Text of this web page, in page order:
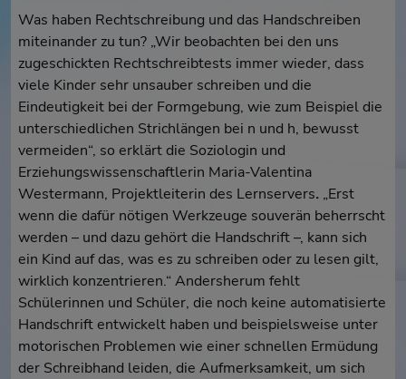
Was haben Rechtschreibung und das Handschreiben
miteinander zu tun? „Wir beobachten bei den uns
zugeschickten Rechtschreibtests immer wieder, dass
viele Kinder sehr unsauber schreiben und die
Eindeutigkeit bei der Formgebung, wie zum Beispiel die
unterschiedlichen Strichlängen bei n und h, bewusst
vermeiden“, so erklärt die Soziologin und
Erziehungswissenschaftlerin Maria-Valentina
Westermann, Projektleiterin des Lernservers. „Erst
wenn die dafür nötigen Werkzeuge souverän beherrscht
werden – und dazu gehört die Handschrift –, kann sich
ein Kind auf das, was es zu schreiben oder zu lesen gilt,
wirklich konzentrieren.“ Andersherum fehlt
Schülerinnen und Schüler, die noch keine automatisierte
Handschrift entwickelt haben und beispielsweise unter
motorischen Problemen wie einer schnellen Ermüdung
der Schreibhand leiden, die Aufmerksamkeit, um sich